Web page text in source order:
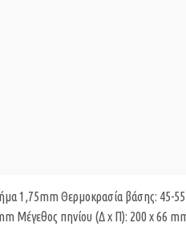
1,75mm Θερμοκρασία βάσης: 45-55
Μέγεθος πηνίου (Δ x Π): 200 x 66